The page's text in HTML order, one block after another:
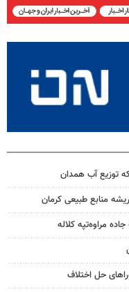
منابع طبیعی کرمان
حل اختلاف